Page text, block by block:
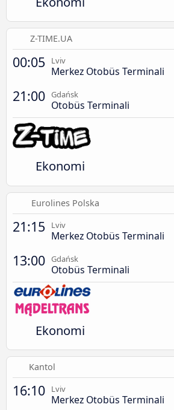
Z-TIME.UA
00:05 Lviv
Merkez Otobüs Terminali
21:00 Gdańsk
Otobüs Terminali
Ekonomi
Eurolines Polska
21:15 Lviv
Merkez Otobüs Terminali
13:00 Gdańsk
Otobüs Terminali
Ekonomi
Kantol
16:10 Lviv
Merkez Otobüs Terminali